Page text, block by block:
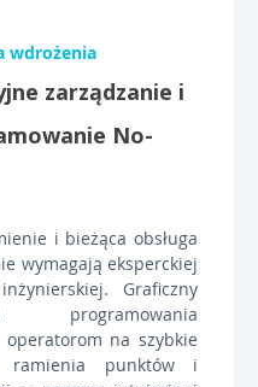
wdrożenia
zarządzanie i
No-
i bieżąca obsługa
wymagają eksperckiej
Graficzny
programowania
operatorom na szybkie
ramienia punktów i